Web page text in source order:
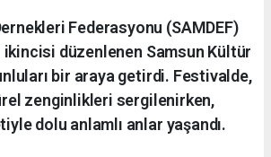
Federasyonu (SAMDEF)
ikincisi düzenlenen Samsun Kültür
bir araya getirdi. Festivalde,
zenginlikleri sergilenirken,
dolu anlamlı anlar yaşandı.